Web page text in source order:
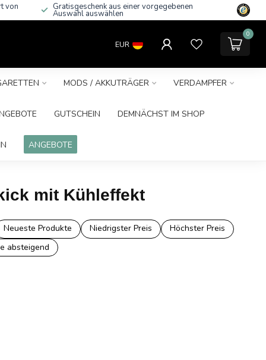
von Gratisgeschenk aus einer vorgegebenen
Auswahl auswählen
EUR
0
MODS / AKKUTRÄGER VERDAMPFER
GUTSCHEIN DEMNÄCHST IM SHOP
ANGEBOTE
mit Kühleffekt
Neueste Produkte Niedrigster Preis
Höchster Preis
absteigend